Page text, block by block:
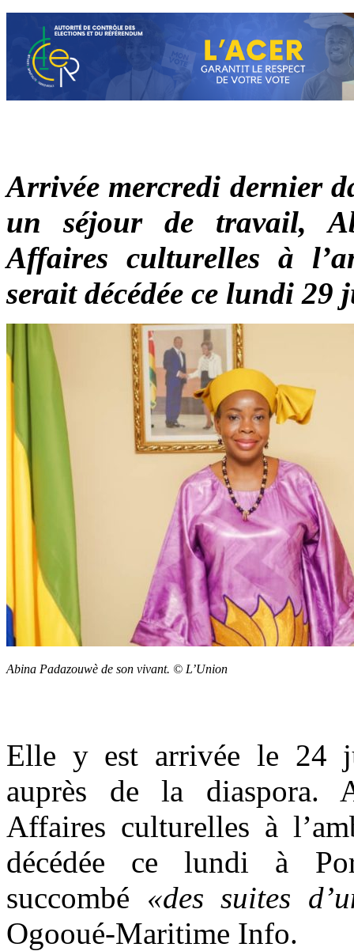
Arrivée mercredi dernier
un séjour de travail,
Affaires culturelles à
serait décédée ce lundi 29
Abina Padazouwè de son vivant. © L’Union
Elle y est arrivée le 24
auprès de la diaspora.
Affaires culturelles à
décédée ce lundi à
succombé «des suites
Ogooué-Maritime Info.